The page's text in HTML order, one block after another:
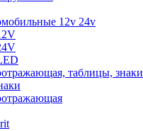
12v 24v
таблицы, знаки